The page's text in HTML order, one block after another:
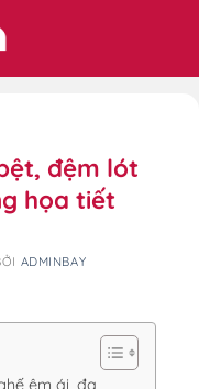
đệm lót
họa tiết
ADMINBAY
êm ái, đa